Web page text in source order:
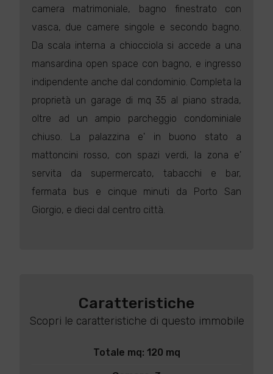
camera matrimoniale, bagno finestrato con
vasca, due camere singole e secondo bagno.
Da scala interna a chiocciola si accede a una
mansardina open space con bagno, e ingresso
indipendente anche dal condominio. Completa la
proprietà un garage di mq 35 al piano strada,
oltre ad un ampio parcheggio condominiale
chiuso. La palazzina e' in buono stato a
mattoncini rosso, con spazi verdi, la zona e'
servita da supermercato, tabacchi e bar,
fermata bus e cinque minuti da Porto San
Giorgio, e dieci dal centro città.
Caratteristiche
Scopri le caratteristiche di questo immobile
Totale mq: 120 mq